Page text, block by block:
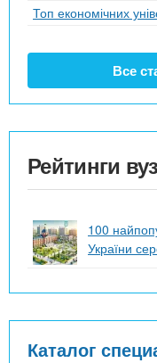
Топ економічних
Все
Рейтинги
100
України
Каталог